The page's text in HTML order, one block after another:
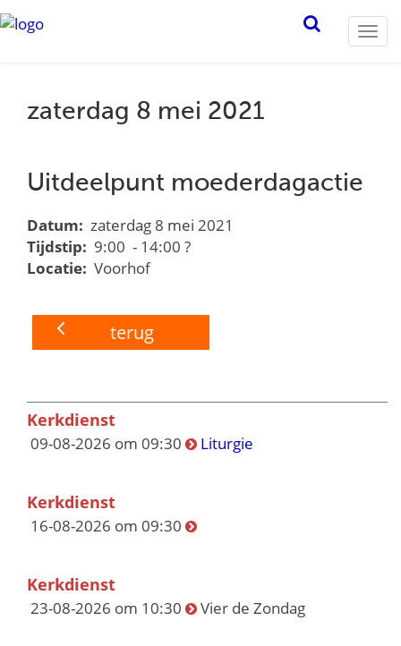
zaterdag 8 mei 2021
Uitdeelpunt moederdagactie
Datum: zaterdag 8 mei 2021
Tijdstip: 9:00 - 14:00 ?
Locatie: Voorhof
terug
Kerkdienst
09-08-2026 om 09:30 Liturgie
Kerkdienst
16-08-2026 om 09:30
Kerkdienst
23-08-2026 om 10:30 Vier de Zondag